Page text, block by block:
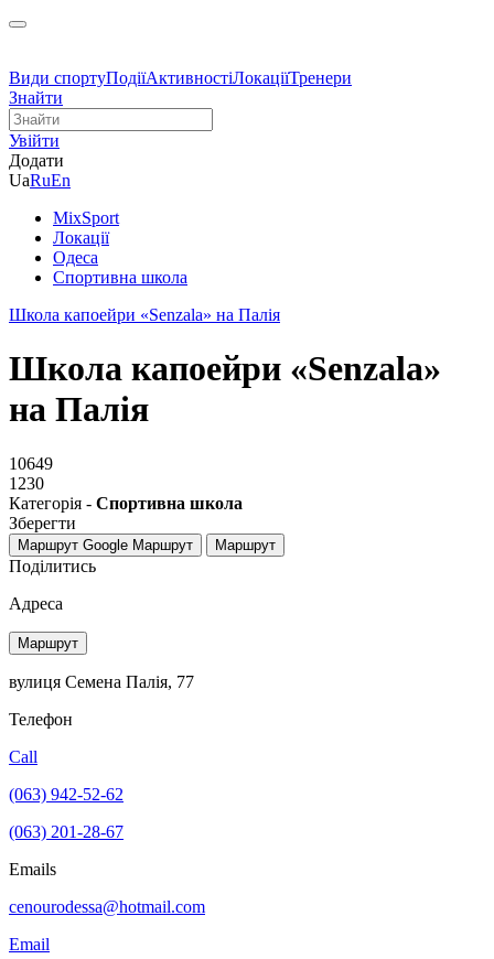
Види спортуПодіїАктивностіЛокаціїТренери
Знайти
Увійти
Додати
UaRuEn
MixSport
Локації
Одеса
Спортивна школа
Школа капоейри «Senzala» на Палія
Школа капоейри «Senzala»
на Палія
10649
1230
Категорія - Спортивна школа
Зберегти
Маршрут Google Маршрут Маршрут
Поділитись
Адреса
Маршрут
вулиця Семена Палія, 77
Телефон
Call
(063) 942-52-62
(063) 201-28-67
Emails
cenourodessa@hotmail.com
Email